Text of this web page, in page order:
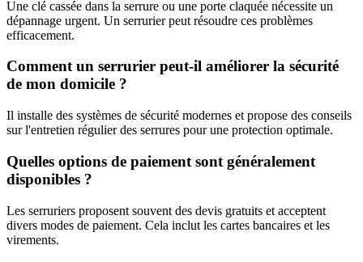
Une clé cassée dans la serrure ou une porte claquée nécessite un
dépannage urgent. Un serrurier peut résoudre ces problèmes
efficacement.
Comment un serrurier peut-il améliorer la sécurité
de mon domicile ?
Il installe des systèmes de sécurité modernes et propose des conseils
sur l'entretien régulier des serrures pour une protection optimale.
Quelles options de paiement sont généralement
disponibles ?
Les serruriers proposent souvent des devis gratuits et acceptent
divers modes de paiement. Cela inclut les cartes bancaires et les
virements.